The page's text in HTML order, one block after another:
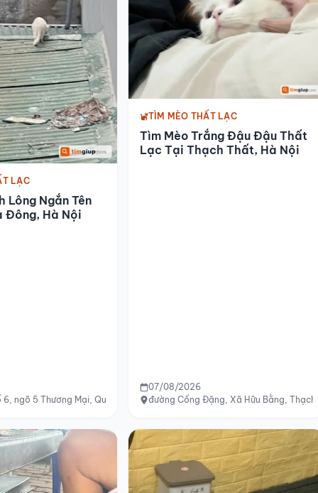
LẠC
Lông Ngắn Tên
Đông, Hà Nội
6, ngõ 5 Thương Mại, Quang Lãm, Phú Lương, Hà Đông, Hà Nội
TÌM MÈO THẤT LẠC
Tìm Mèo Trắng Đậu Đậu Thất
Lạc Tại Thạch Thất, Hà Nội
07/08/2026
đường Cống Đặng, Xã Hữu Bằng,